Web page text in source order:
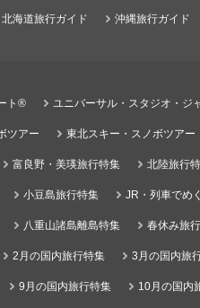
北海道旅行ガイド 沖縄旅行ガイド
ト® ユニバーサル・スタジオ・ジ
ツアー 東北スキー・スノボツアー
富良野・美瑛旅行特集 北陸旅行
小豆島旅行特集 JR・列車でめ
八重山諸島離島特集 春休み旅
2月の国内旅行特集 3月の国内旅
9月の国内旅行特集 10月の国内